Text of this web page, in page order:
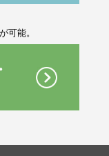
可能。